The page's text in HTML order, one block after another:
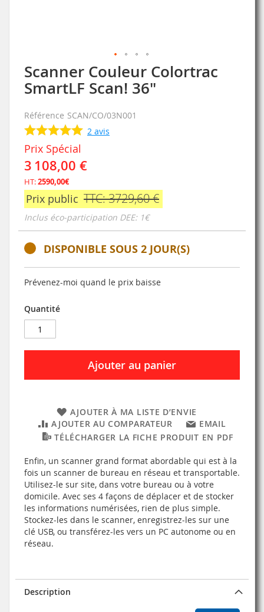
Scanner Couleur Colortrac
SmartLF Scan! 36"
Référence SCAN/CO/03N001
2 avis
Prix Spécial
3 108,00 €
HT:2590,00€
Prix public TTC: 3729,60 €
Inclus éco-participation DEE: 1€
DISPONIBLE SOUS 2 JOUR(S)
Prévenez-moi quand le prix baisse
Quantité
Ajouter au panier
AJOUTER À MA LISTE D’ENVIE
AJOUTER AU COMPARATEUR
EMAIL
TÉLÉCHARGER LA FICHE PRODUIT EN PDF
Enfin, un scanner grand format abordable qui est à la
fois un scanner de bureau en réseau et transportable.
Utilisez-le sur site, dans votre bureau ou à votre
domicile. Avec ses 4 façons de déplacer et de stocker
les informations numérisées, rien de plus simple.
Stockez-les dans le scanner, enregistrez-les sur une
clé USB, ou transférez-les vers un PC autonome ou en
réseau.
Skip
to
the
of
the
images
gallery
Description